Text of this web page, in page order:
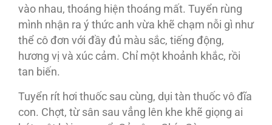
vào nhau, thoáng hiện thoáng mất. Tuyển rùng
mình nhận ra ý thức anh vừa khẽ chạm nỗi gì như
thể cô đơn với đầy đủ màu sắc, tiếng động,
hương vị và xúc cảm. Chỉ một khoảnh khắc, rồi
tan biến.
Tuyển rít hơi thuốc sau cùng, dụi tàn thuốc vô đĩa
con. Chợt, từ sân sau vẳng lên khe khẽ giọng ai